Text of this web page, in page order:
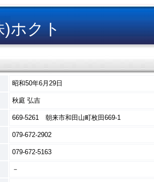
)ホクト
昭和50年6月29日
秋庭 弘吉
669-5261 朝来市和田山町枚田669-1
079-672-2902
079-672-5163
－